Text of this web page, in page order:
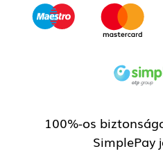
100%-os
SimplePay